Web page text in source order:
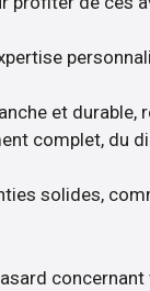
et durable,
complet, du
solides,